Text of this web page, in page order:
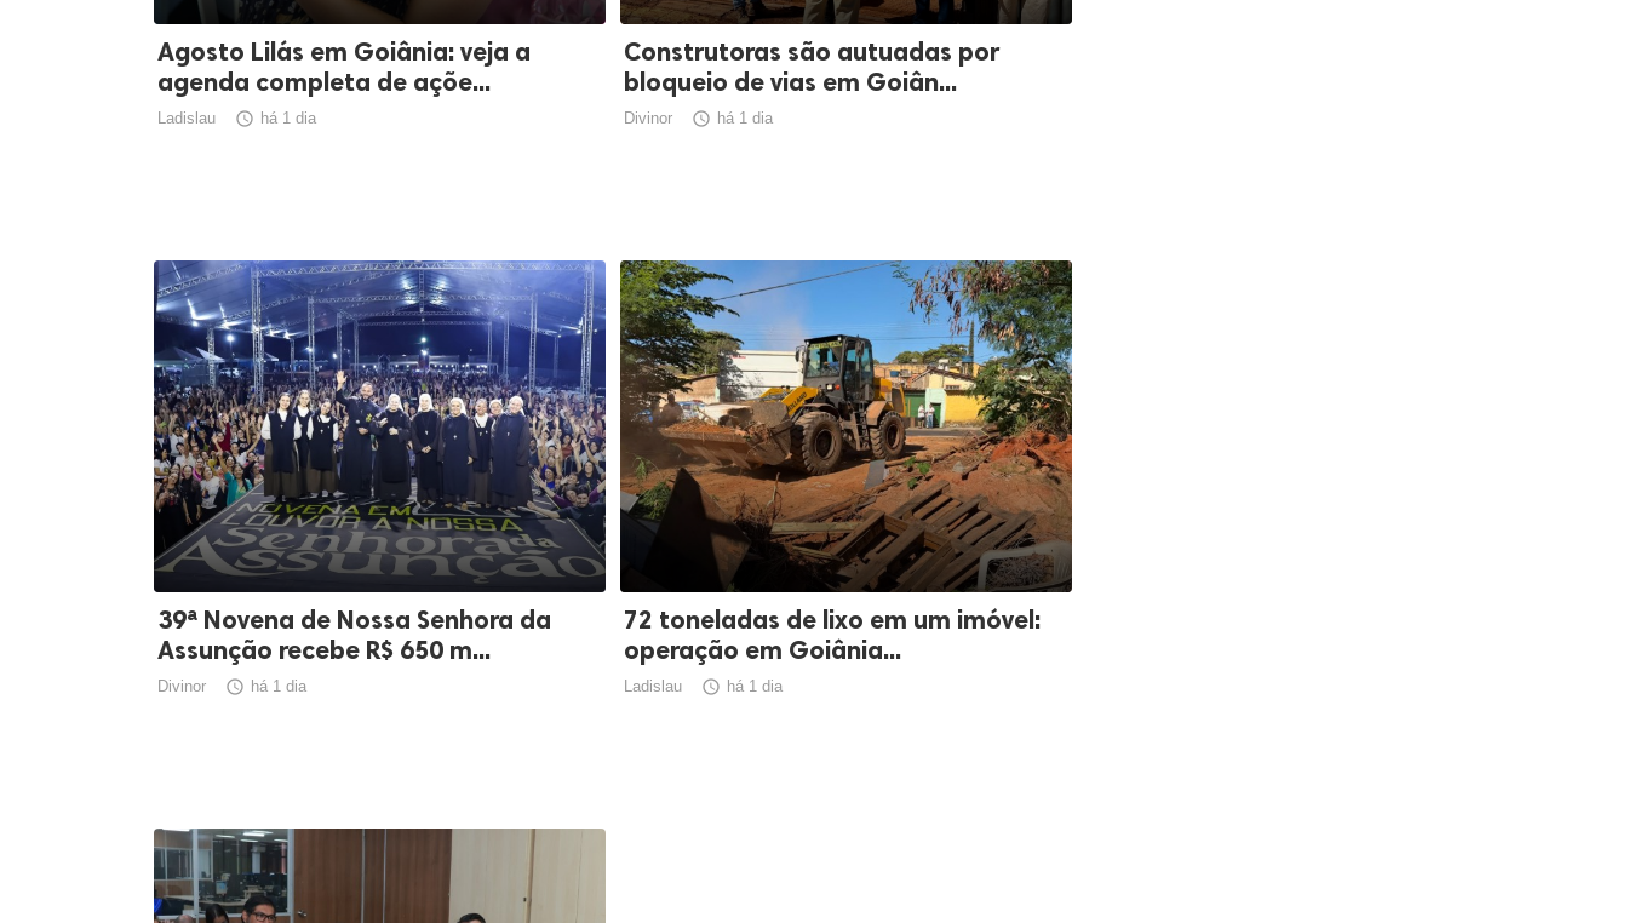
Agosto Lilás em Goiânia: veja a
agenda completa de açõe...
Ladislau  há 1 dia
Construtoras são autuadas por
bloqueio de vias em Goiân...
Divinor  há 1 dia
39ª Novena de Nossa Senhora da
Assunção recebe R$ 650 m...
Divinor  há 1 dia
72 toneladas de lixo em um imóvel:
operação em Goiânia...
Ladislau  há 1 dia